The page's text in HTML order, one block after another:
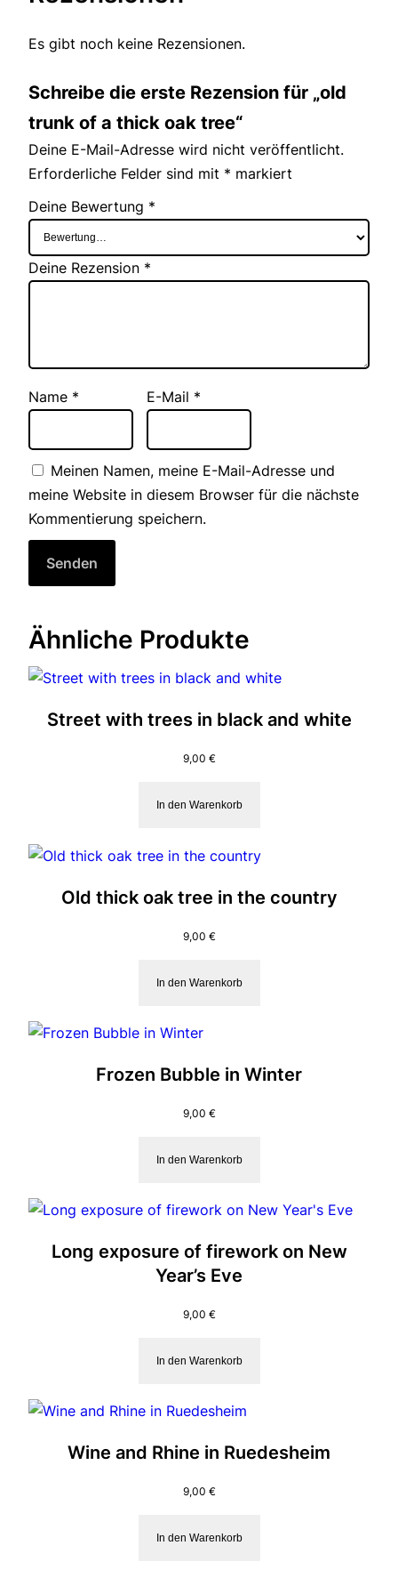
e
e
g
e
Es gibt noch keine Rezensionen.
Schreibe die erste Rezension für „old
trunk of a thick oak tree“
Deine E-Mail-Adresse wird nicht veröffentlicht.
Erforderliche Felder sind mit * markiert
Deine Bewertung *
Deine Rezension *
Name * E-Mail *
Meinen Namen, meine E-Mail-Adresse und
meine Website in diesem Browser für die nächste
Kommentierung speichern.
Ähnliche Produkte
Street with trees in black and white
9,00 €
In den Warenkorb
Old thick oak tree in the country
9,00 €
In den Warenkorb
Frozen Bubble in Winter
9,00 €
In den Warenkorb
Long exposure of firework on New
Year’s Eve
9,00 €
In den Warenkorb
Wine and Rhine in Ruedesheim
9,00 €
In den Warenkorb